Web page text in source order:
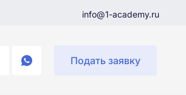
info@1-academy.ru
Подать заявку